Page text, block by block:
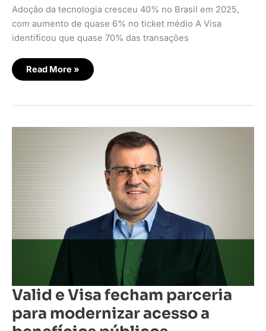
Adoção da tecnologia cresceu 40% no Brasil em 2025,
com aumento de quase 6% no ticket médio A Visa
identificou que quase 70% das transações
Read More »
Valid e Visa fecham parceria
para modernizar acesso a
Valid